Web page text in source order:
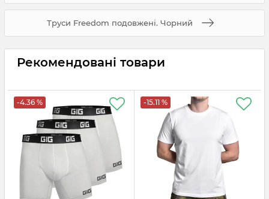
Труси Freedom подовжені. Чорний
Рекомендовані товари
-4.36 % -15.11 %